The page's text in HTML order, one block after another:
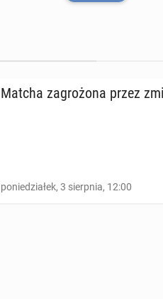
Matcha za­gro­żo­na przez
poniedziałek, 3 sierpnia, 12:00